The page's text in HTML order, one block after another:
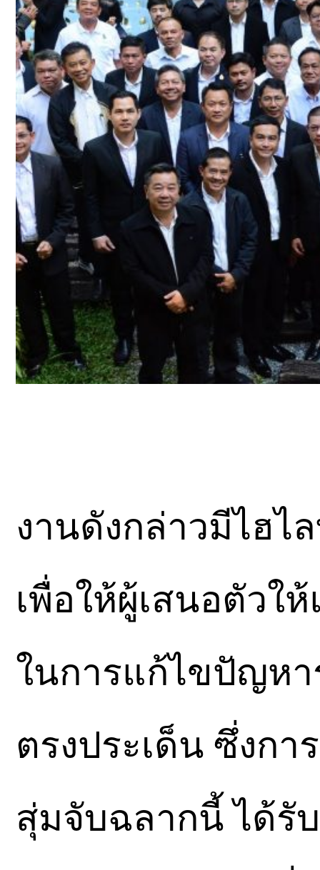
งานดังกล่าวมีไฮไ
เพื่อให้ผู้เสนอตัวใ
ในการแก้ไขปัญห
ตรงประเด็น ซึ่งก
สุ่มจับฉลากนี้ ได้รั